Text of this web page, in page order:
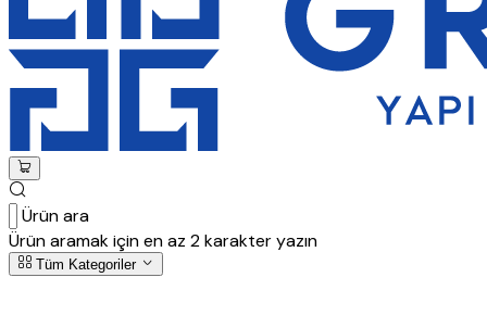
Ürün ara
Ürün aramak için en az 2 karakter yazın
Tüm Kategoriler